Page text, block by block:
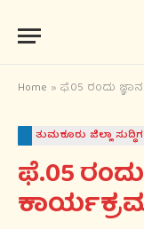
Home » ಫೆ.05 ರಂದು
ತುಮಕೂರು ಜಿಲ್ಲಾ
ಫೆ.05